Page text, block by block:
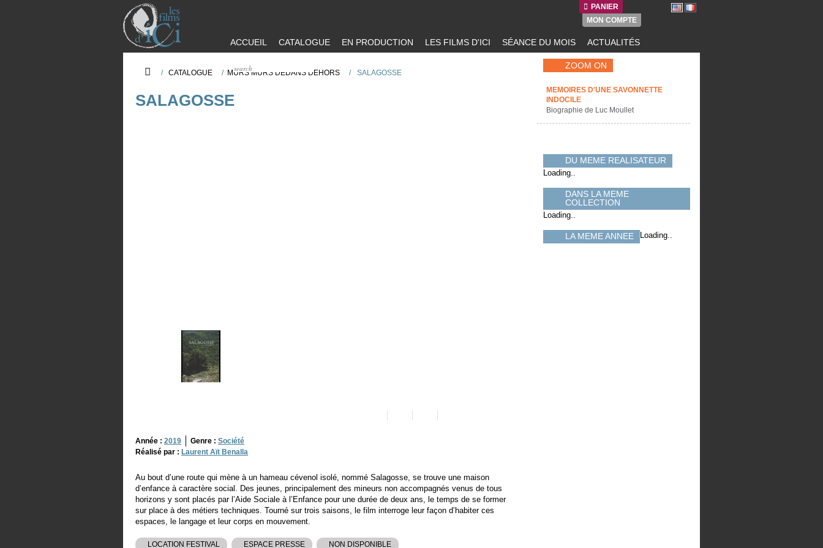
PANIER
MON COMPTE
ACCUEIL CATALOGUE EN PRODUCTION LES FILMS D'ICI SÉANCE DU MOIS ACTUALITÉS
/ CATALOGUE / MURS MURS DEDANS DEHORS / SALAGOSSE
SALAGOSSE
Année : 2019 Genre : Société
Réalisé par : Laurent Aït Benalla
Au bout d’une route qui mène à un hameau cévenol isolé, nommé Salagosse, se trouve une maison
d’enfance à caractère social. Des jeunes, principalement des mineurs non accompagnés venus de tous
horizons y sont placés par l’Aide Sociale à l’Enfance pour une durée de deux ans, le temps de se former
sur place à des métiers techniques. Tourné sur trois saisons, le film interroge leur façon d’habiter ces
espaces, le langage et leur corps en mouvement.
LOCATION FESTIVAL ESPACE PRESSE NON DISPONIBLE
ZOOM ON
MEMOIRES D'UNE SAVONNETTE
INDOCILE
Biographie de Luc Moullet
DU MEME REALISATEUR
Loading..
DANS LA MEME
COLLECTION
Loading..
LA MEME ANNEE Loading..